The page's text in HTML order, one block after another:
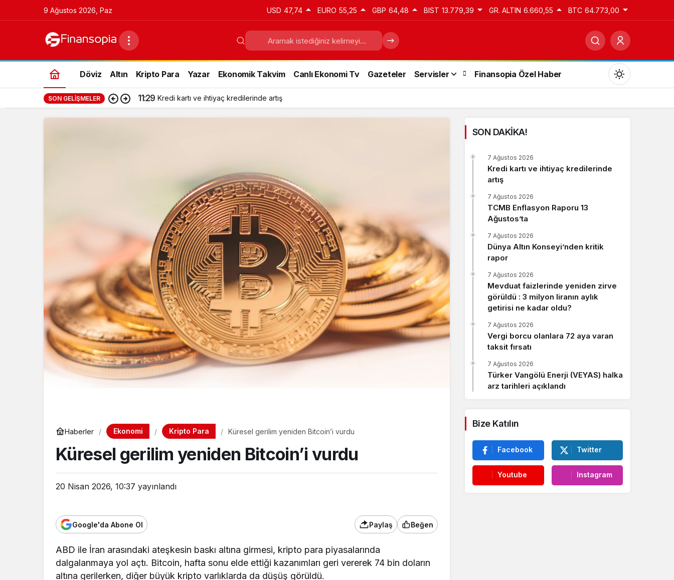
9 Ağustos 2026, Paz USD 47,74 EURO 55,25 GBP 64,48 BIST 13.779,39 GR. ALTIN 6.660,55 BTC 64.773,00
Döviz Altın Kripto Para Yazar Ekonomik Takvim Canlı Ekonomi Tv Gazeteler Servisler Finansopia Özel Haber
Gündüz modunu seçin.
Gece Modu
Gece modunu seçin.
Sistem Modu
Sistem modunu seçin.
SON GELIŞMELER 11:29 Kredi kartı ve ihtiyaç kredilerinde artış
Haberler Ekonomi Kripto Para Küresel gerilim yeniden Bitcoin’i vurdu
Küresel gerilim yeniden Bitcoin’i vurdu
20 Nisan 2026, 10:37 yayınlandı
Google'da Abone Ol Paylaş Beğen
ABD ile İran arasındaki ateşkesin baskı altına girmesi, kripto para piyasalarında
dalgalanmaya yol açtı. Bitcoin, hafta sonu elde ettiği kazanımları geri vererek 74 bin doların
altına gerilerken, diğer büyük kripto varlıklarda da düşüş görüldü.
SON DAKİKA!
Kredi kartı ve ihtiyaç kredilerinde
artış
7 Ağustos 2026
TCMB Enflasyon Raporu 13
Ağustos’ta
7 Ağustos 2026
Dünya Altın Konseyi’nden kritik
rapor
7 Ağustos 2026
Mevduat faizlerinde yeniden zirve
görüldü : 3 milyon liranın aylık
getirisi ne kadar oldu?
7 Ağustos 2026
Vergi borcu olanlara 72 aya varan
taksit fırsatı
7 Ağustos 2026
Türker Vangölü Enerji (VEYAS) halka
arz tarihleri açıklandı
7 Ağustos 2026
Bize Katılın
Facebook Twitter
Youtube Instagram